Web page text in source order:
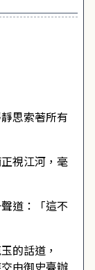
思索著所有
視江河，毫
道：「這不
的話道，
由御史臺辦